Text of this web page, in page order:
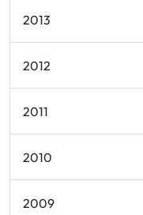
2013
2012
2011
2010
2009